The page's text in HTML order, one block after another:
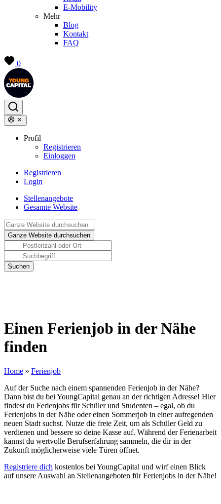
E-Mobility
Mehr
Blog
Kontakt
FAQ
0
Profil
Registrieren
Einloggen
Registrieren
Login
Stellenangebote
Gesamte Website
Einen Ferienjob in der Nähe
finden
Home » Ferienjob
Auf der Suche nach einem spannenden Ferienjob in der Nähe?
Dann bist du bei YoungCapital genau an der richtigen Adresse! Hier
findest du Ferienjobs für Schüler und Studenten – egal, ob du
Ferienjobs in der Nähe oder einen Sommerjob in einer aufregenden
neuen Stadt suchst. Nutze die freie Zeit, um als Schüler Geld zu
verdienen und bessere so deine Kasse auf. Während der Ferienarbeit
kannst du wertvolle Berufserfahrung sammeln, die dir in der
Zukunft möglicherweise viele Türen öffnet.
Registriere dich kostenlos bei YoungCapital und wirf einen Blick
auf unsere Auswahl an Stellenangeboten für Ferienjobs in der Nähe!